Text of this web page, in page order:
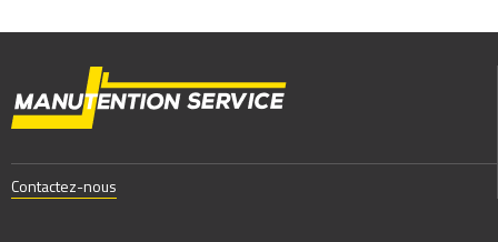
Contactez-nous